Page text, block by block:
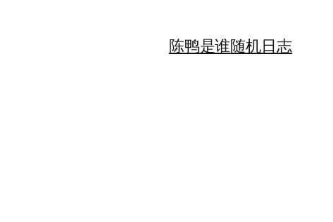
陈鸭是谁随机日志